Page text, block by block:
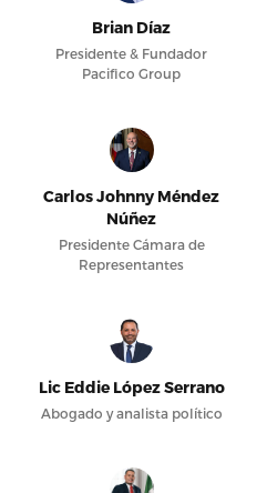
Brian Díaz
Presidente & Fundador
Pacifico Group
Carlos Johnny Méndez
Núñez
Presidente Cámara de
Representantes
Lic Eddie López Serrano
Abogado y analista político